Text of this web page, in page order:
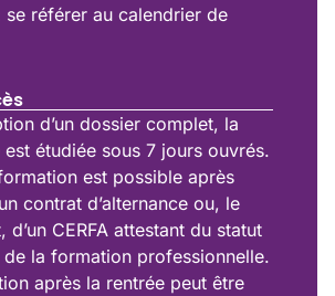
se référer au calendrier de
d’un dossier complet, la
étudiée sous 7 jours ouvrés.
est possible après
contrat d’alternance ou, le
d’un CERFA attestant du statut
la formation professionnelle.
après la rentrée peut être